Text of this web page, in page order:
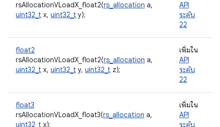
rsAllocationVLoadX_float2(rs_allocation a,
uint32_t x, uint32_t y);
API
ระดับ
22
float2
rsAllocationVLoadX_float2(rs_allocation a,
uint32_t x, uint32_t y, uint32_t z);
เพิ่มใน
API
ระดับ
22
float3
rsAllocationVLoadX_float3(rs_allocation a,
uint32_t x);
เพิ่มใน
API
ระดับ